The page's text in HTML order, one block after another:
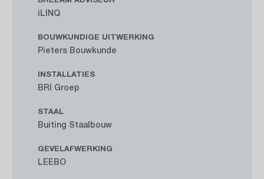
iLINQ
BOUWKUNDIGE UITWERKING
Pieters Bouwkunde
INSTALLATIES
BRI Groep
STAAL
Buiting Staalbouw
GEVELAFWERKING
LEEBO